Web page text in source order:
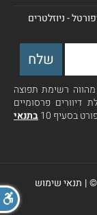
- ניוזלטרים
רשימת תפוצה
דיוורים פרסומיים
בסעיף 10
בתנאי
©
| תנאי שימוש